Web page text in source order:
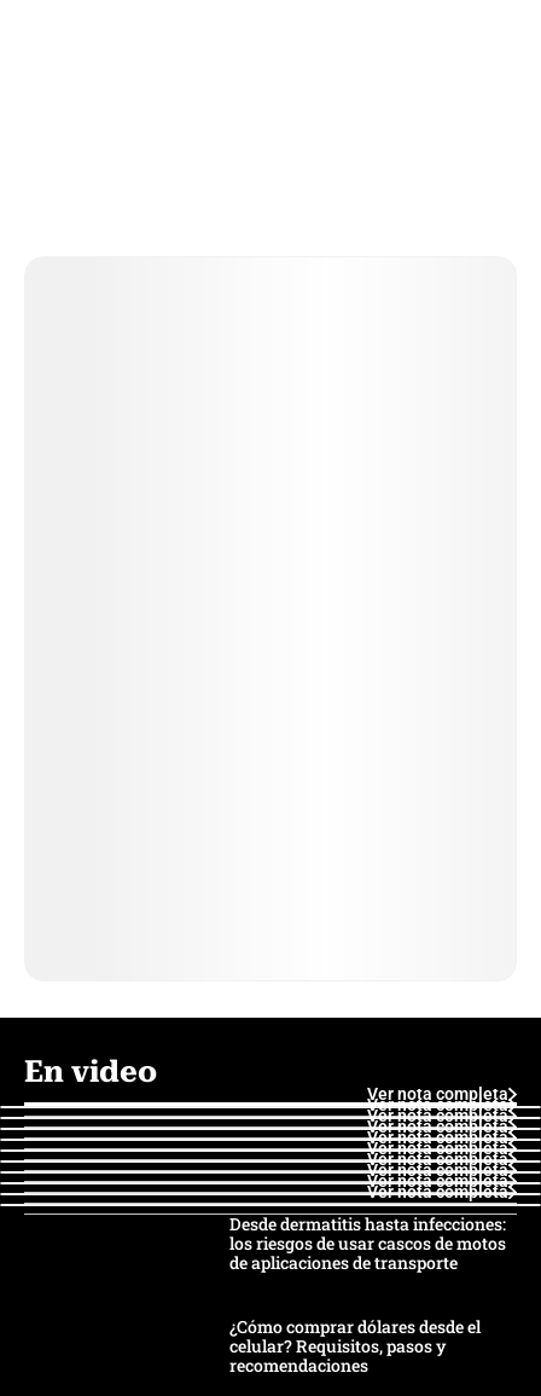
En video
Ver nota completa
Ver nota completa
Ver nota completa
Ver nota completa
Ver nota completa
Ver nota completa
Ver nota completa
Ver nota completa
Ver nota completa
Ver nota completa
Desde dermatitis hasta infecciones:
los riesgos de usar cascos de motos
de aplicaciones de transporte
¿Cómo comprar dólares desde el
celular? Requisitos, pasos y
recomendaciones